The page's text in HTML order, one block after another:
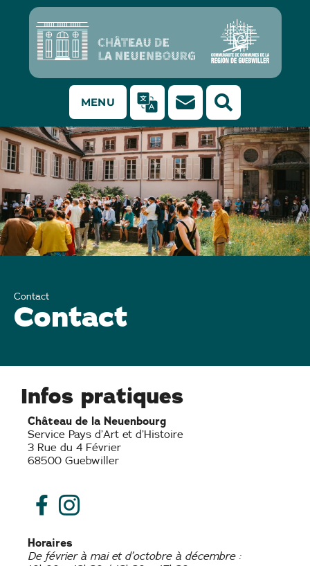
MENU
Contact
Contact
Infos pratiques
Château de la Neuenbourg
Service Pays d’Art et d’Histoire
3 Rue du 4 Février
68500 Guebwiller
Horaires
De février à mai et d’octobre à décembre :